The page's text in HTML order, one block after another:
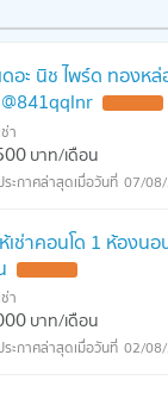
ดอะ นิช ไพร์ด ทอง
า
บาท/เดือน
07/
ช่าคอนโด 1 ห้องนอ
า
บาท/เดือน
02/